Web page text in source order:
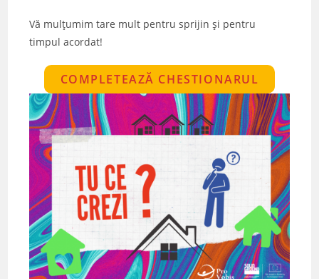
Vă mulțumim tare mult pentru sprijin și pentru
timpul acordat!
COMPLETEAZĂ CHESTIONARUL